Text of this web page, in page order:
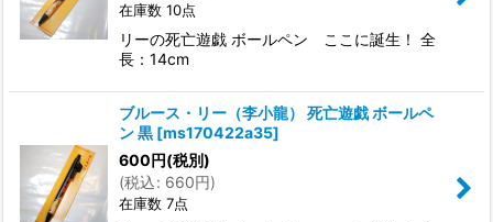
在庫数 10点
リーの死亡遊戯 ボールペン ここに誕生！ 全
長：14cm
ブルース・リー（李小龍） 死亡遊戯 ボールペ
ン 黒 [ms170422a35]
600円(税別)
(税込: 660円)
在庫数 7点